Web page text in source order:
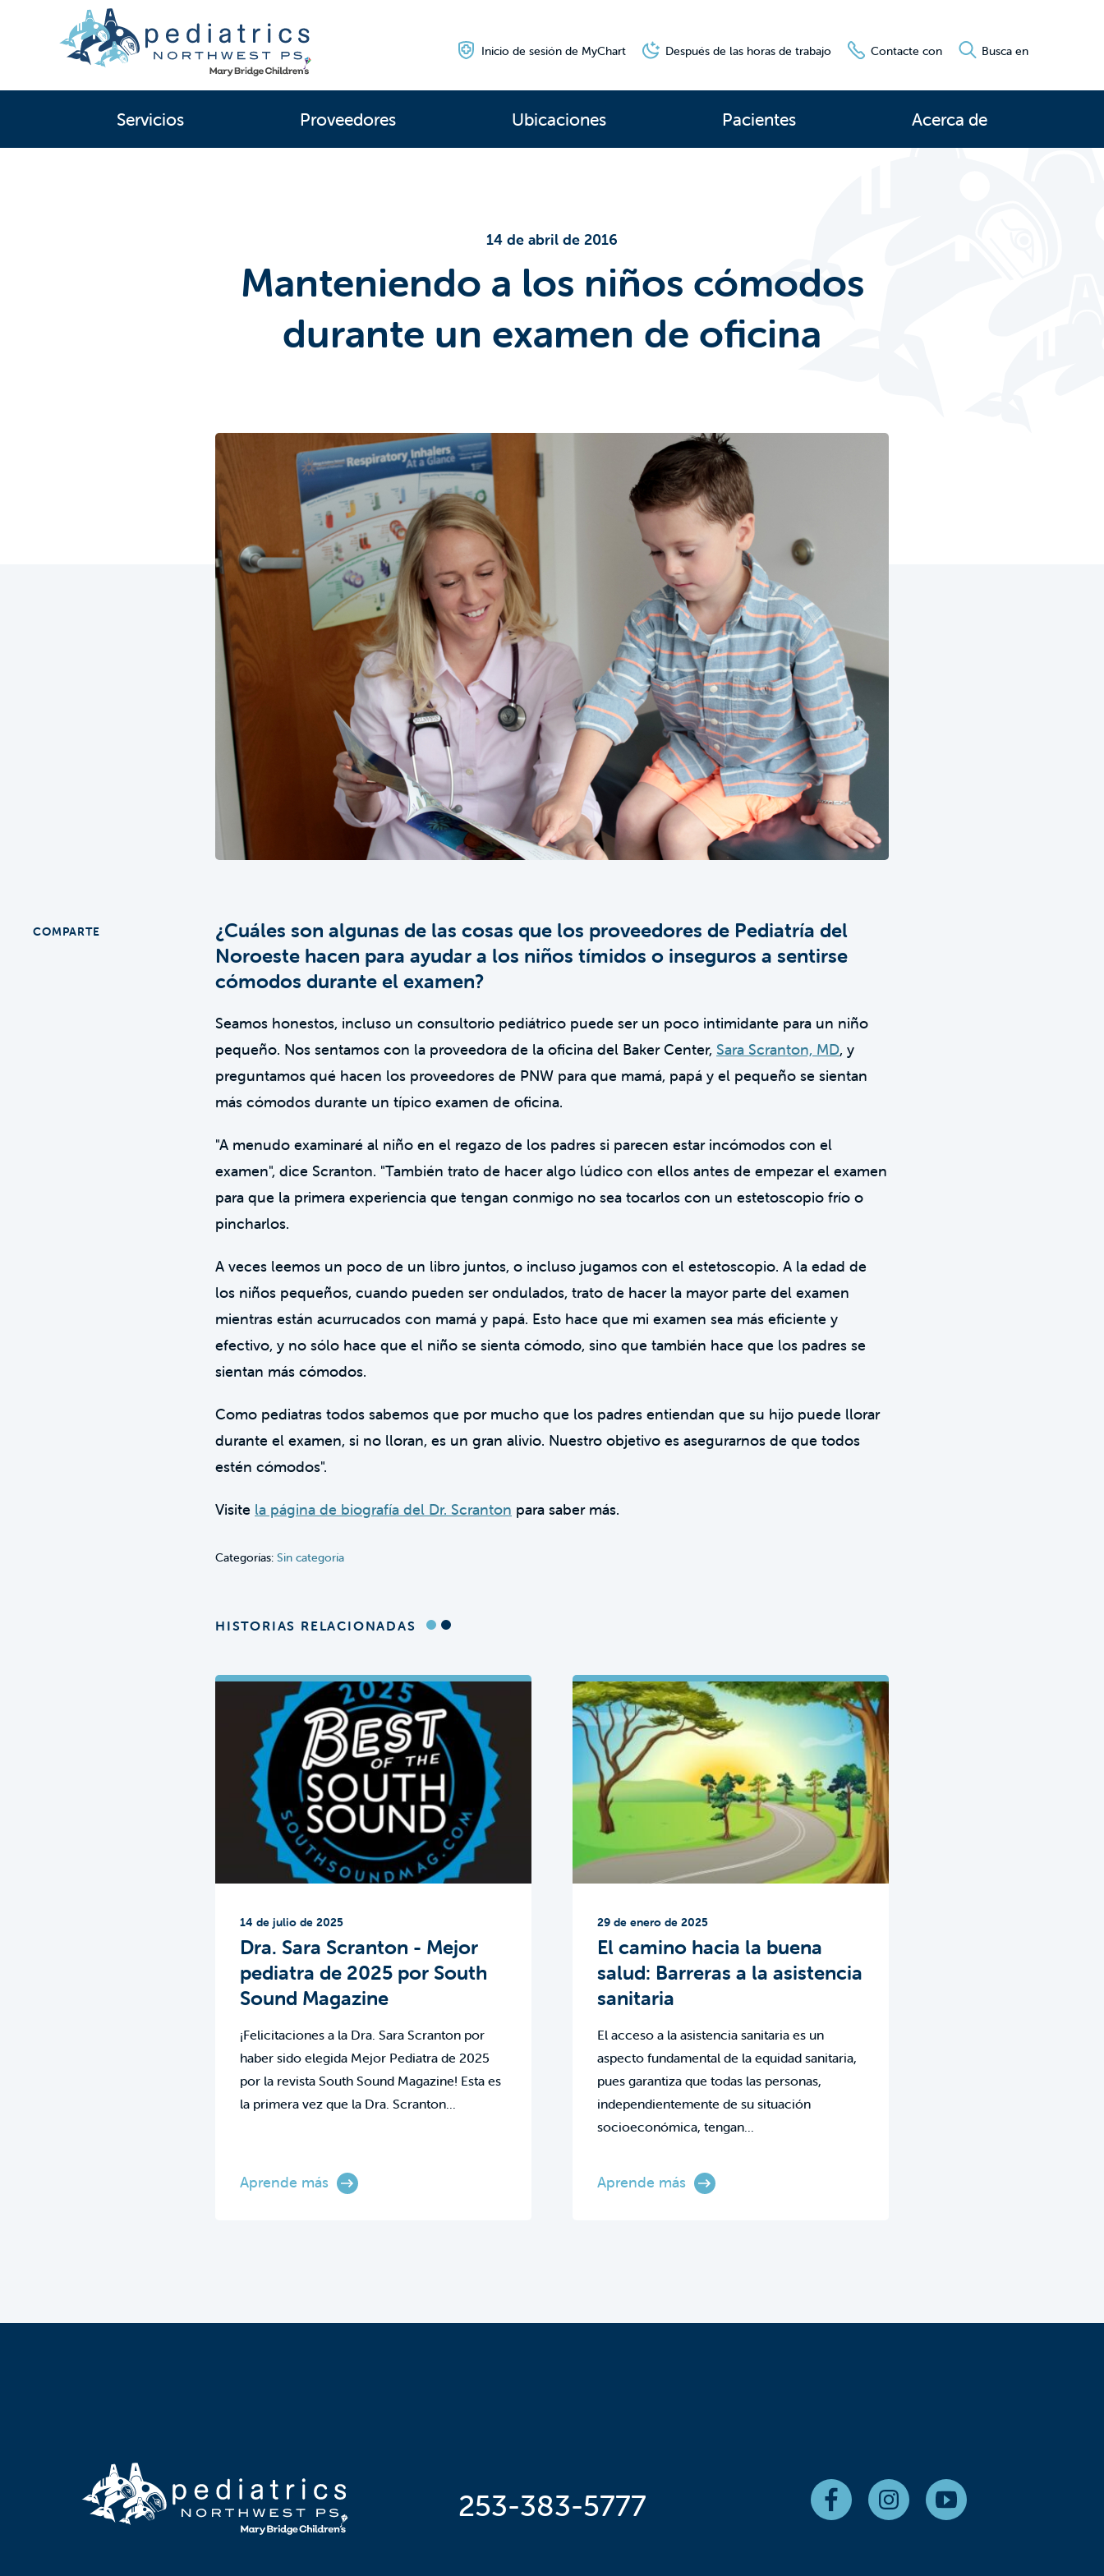
Servicios Proveedores Ubicaciones Pacientes Acerca de
Inicio de sesión de MyChart Después de las horas de trabajo Contacte con Busca en
14 de abril de 2016
Manteniendo a los niños cómodos
durante un examen de oficina
¿Cuáles son algunas de las cosas que los proveedores de Pediatría del
Noroeste hacen para ayudar a los niños tímidos o inseguros a sentirse
cómodos durante el examen?
Seamos honestos, incluso un consultorio pediátrico puede ser un poco intimidante para un niño
pequeño. Nos sentamos con la proveedora de la oficina del Baker Center, Sara Scranton, MD, y
preguntamos qué hacen los proveedores de PNW para que mamá, papá y el pequeño se sientan
más cómodos durante un típico examen de oficina.
"A menudo examinaré al niño en el regazo de los padres si parecen estar incómodos con el
examen", dice Scranton. "También trato de hacer algo lúdico con ellos antes de empezar el examen
para que la primera experiencia que tengan conmigo no sea tocarlos con un estetoscopio frío o
pincharlos.
A veces leemos un poco de un libro juntos, o incluso jugamos con el estetoscopio. A la edad de
los niños pequeños, cuando pueden ser ondulados, trato de hacer la mayor parte del examen
mientras están acurrucados con mamá y papá. Esto hace que mi examen sea más eficiente y
efectivo, y no sólo hace que el niño se sienta cómodo, sino que también hace que los padres se
sientan más cómodos.
Como pediatras todos sabemos que por mucho que los padres entiendan que su hijo puede llorar
durante el examen, si no lloran, es un gran alivio. Nuestro objetivo es asegurarnos de que todos
estén cómodos".
Visite la página de biografía del Dr. Scranton para saber más.
Categorías: Sin categoría
COMPARTE
HISTORIAS RELACIONADAS
14 de julio de 2025
Dra. Sara Scranton - Mejor
pediatra de 2025 por South
Sound Magazine
¡Felicitaciones a la Dra. Sara Scranton por
haber sido elegida Mejor Pediatra de 2025
por la revista South Sound Magazine! Esta es
la primera vez que la Dra. Scranton...
Aprende más
29 de enero de 2025
El camino hacia la buena
salud: Barreras a la asistencia
sanitaria
El acceso a la asistencia sanitaria es un
aspecto fundamental de la equidad sanitaria,
pues garantiza que todas las personas,
independientemente de su situación
socioeconómica, tengan...
Aprende más
253-383-5777